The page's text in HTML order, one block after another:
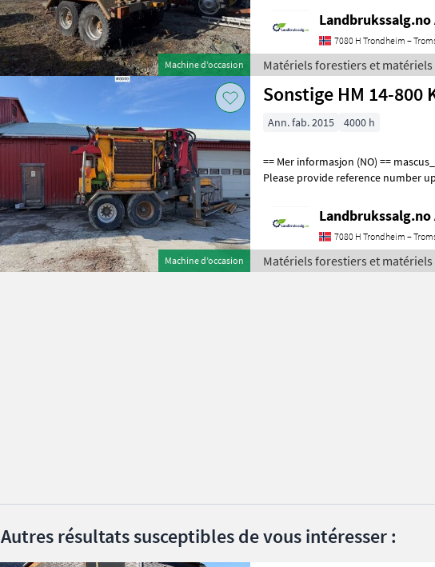
Machine d’occasion
Landbrukssalg.no
7080 H Trondheim –
Matériels forestiers et
Sonstige
Machine d’occasion
Sonstige HM 14-800
Ann. fab. 2015 4000 h
== Mer informasjon (NO) == mascus_category: forestrycomponents
Please provide reference number
Landbrukssalg.no
7080 H Trondheim –
Matériels forestiers et
Sonstige
Autres résultats susceptibles de vous intéresser :